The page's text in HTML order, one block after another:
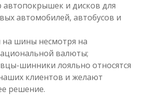
и дисков для
автомобилей, автобусов и
шины несмотря на
валюты;
шинники лояльно относятся
клиентов и желают
решение.